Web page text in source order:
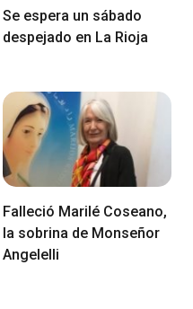
Se espera un sábado
despejado en La Rioja
Falleció Marilé Coseano,
la sobrina de Monseñor
Angelelli